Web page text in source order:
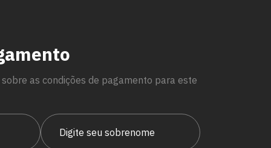
as condições de pagamento para este